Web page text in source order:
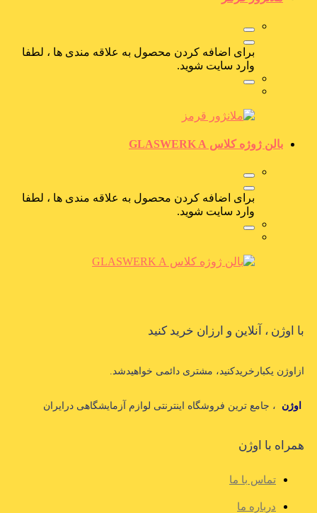
برای اضافه کردن محصول به علاقه مندی ها ، لطفا
وارد سایت شوید.
بالن ژوژه کلاس GLASWERK A
برای اضافه کردن محصول به علاقه مندی ها ، لطفا
وارد سایت شوید.
با اوژن ، آنلاین و ارزان خرید کنید
ازاوژن یکبارخریدکنید، مشتری دائمی خواهیدشد.
اوژن ، جامع ترین فروشگاه اینترنتی لوازم آزمایشگاهی درایران
همراه با اوژن
تماس با ما
درباره ما